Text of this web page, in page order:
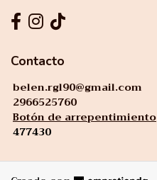
Contacto
belen.rgl90@gmail.com
2966525760
Botón de arrepentimiento
477430